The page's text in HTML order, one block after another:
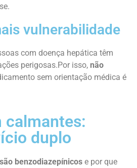
vulnerabilidade
com doença hepática têm
perigosas.Por isso, não
sem orientação médica é
calmantes:
duplo
benzodiazepínicos e por que